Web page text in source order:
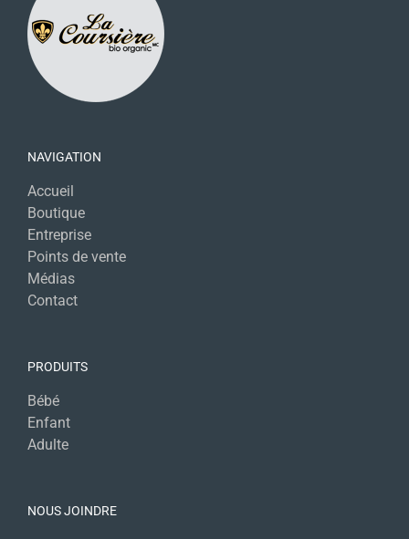
NAVIGATION
Accueil
Boutique
Entreprise
Points de vente
Médias
Contact
PRODUITS
Bébé
Enfant
Adulte
NOUS JOINDRE